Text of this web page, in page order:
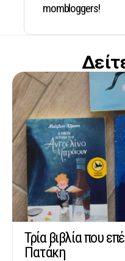
mombloggers!
Τρία βιβλία που
Πατάκη